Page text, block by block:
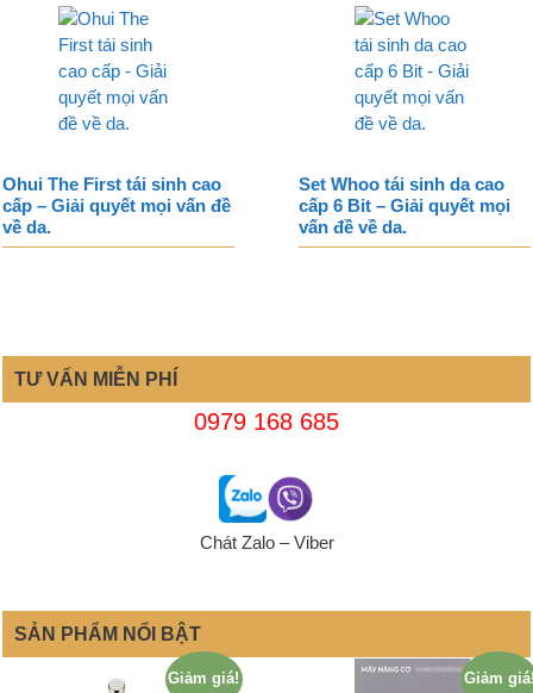
Ohui The First tái sinh cao
cấp – Giải quyết mọi vấn đề
về da.
Set Whoo tái sinh da cao
cấp 6 Bit – Giải quyết mọi
vấn đề về da.
TƯ VẤN MIỄN PHÍ
0979 168 685
Chát Zalo – Viber
SẢN PHẨM NỔI BẬT
Giảm giá! Giảm